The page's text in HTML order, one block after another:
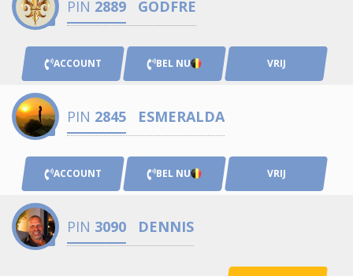
PIN 2889 GODFRE
ACCOUNT BEL NU VRIJ
PIN 2845 ESMERALDA
ACCOUNT BEL NU VRIJ
PIN 3090 DENNIS